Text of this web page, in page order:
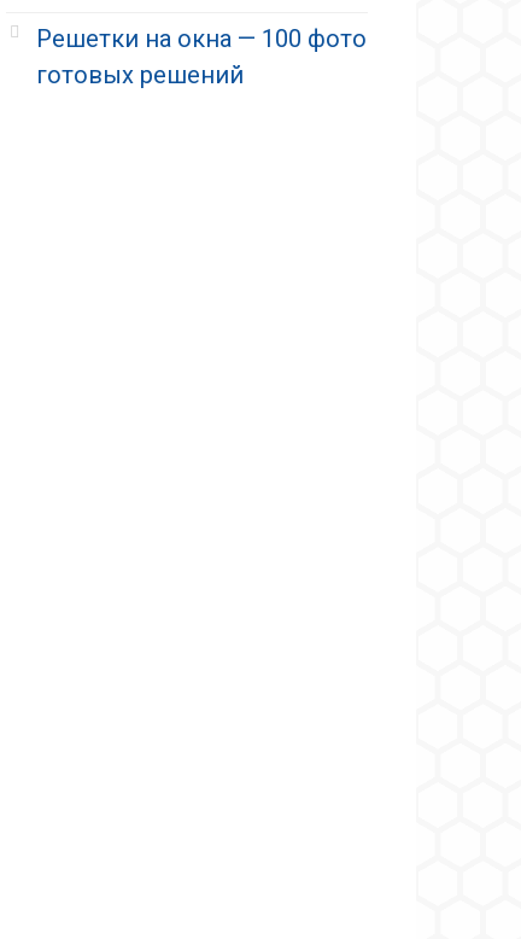
Решетки на окна — 100 фото
готовых решений